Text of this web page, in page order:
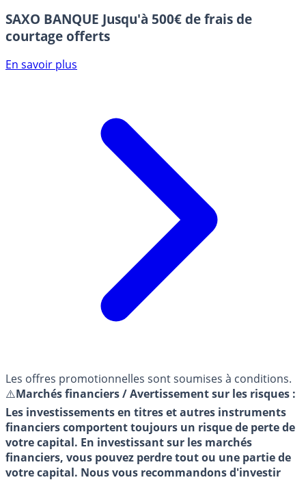
SAXO BANQUE Jusqu'à 500€ de frais de
courtage offerts
En savoir plus
Les offres promotionnelles sont soumises à conditions.
⚠️Marchés financiers / Avertissement sur les risques :
Les investissements en titres et autres instruments
financiers comportent toujours un risque de perte de
votre capital. En investissant sur les marchés
financiers, vous pouvez perdre tout ou une partie de
votre capital. Nous vous recommandons d'investir